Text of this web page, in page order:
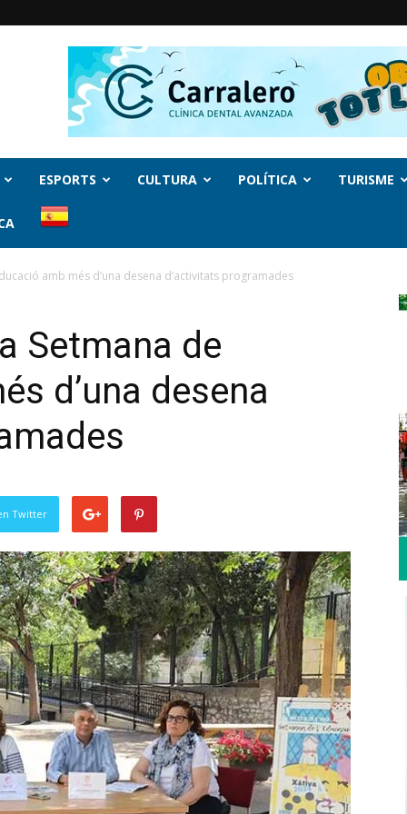
ESPORTS CULTURA POLÍTICA TURISME
amb més d’una desena d’activitats programades
Setmana de
d’una desena
Twitter